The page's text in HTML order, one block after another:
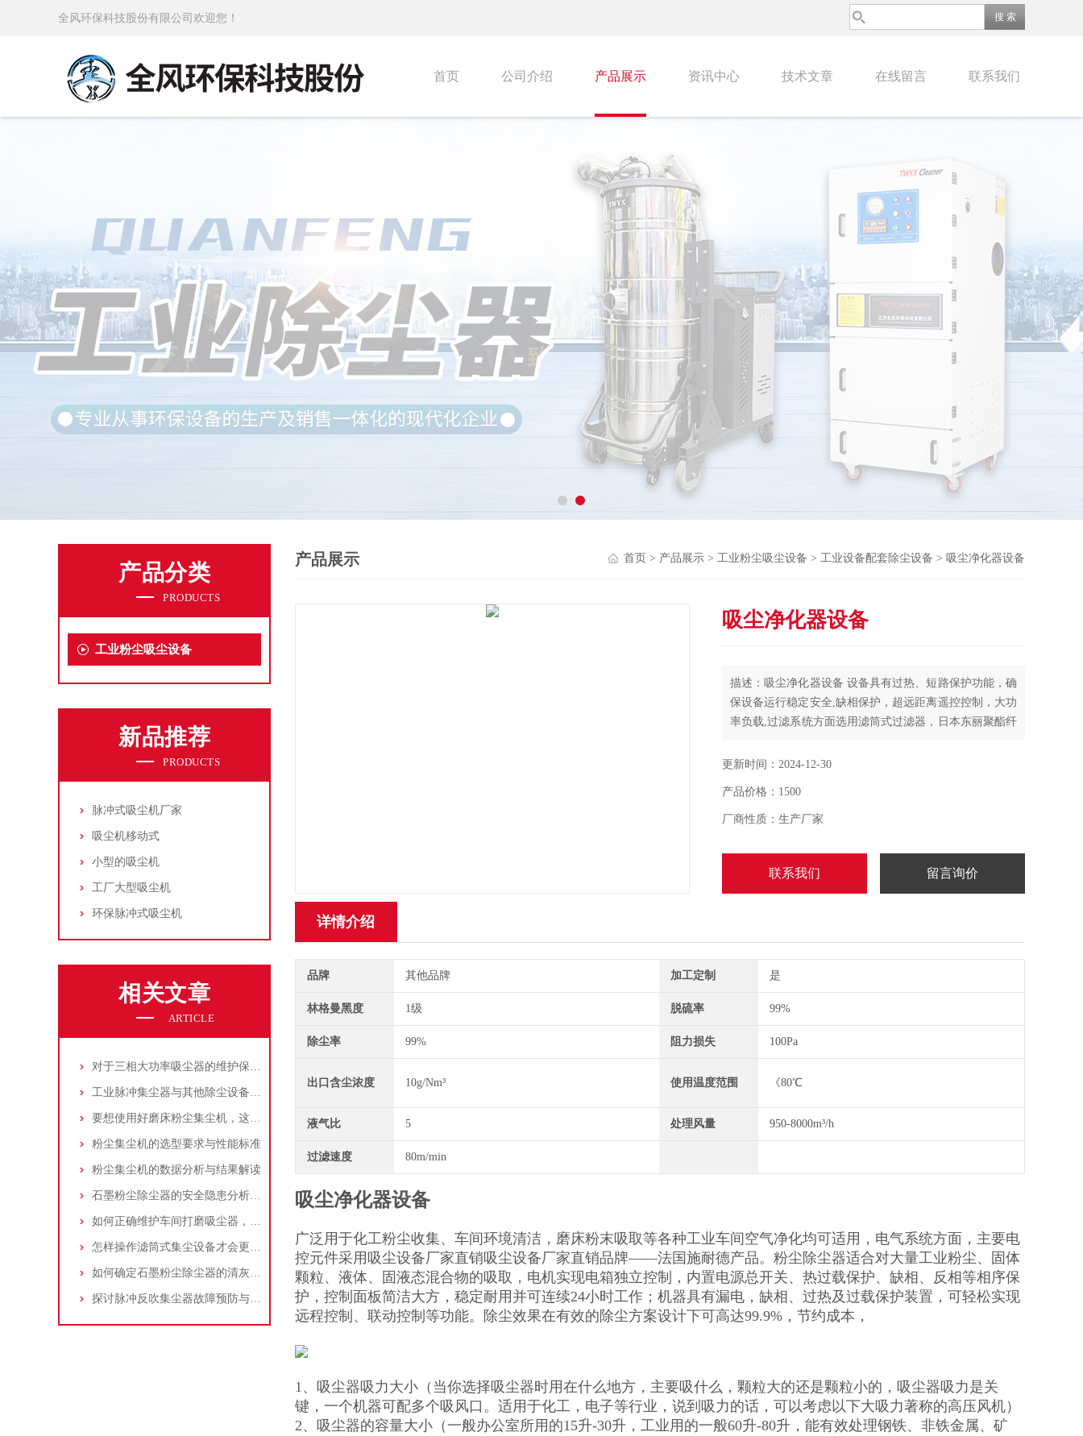
全风环保科技股份有限公司欢迎您！
首页 公司介绍 产品展示 资讯中心 技术文章 在线留言 联系我们
产品分类
PRODUCTS
工业粉尘吸尘设备
新品推荐
PRODUCTS
脉冲式吸尘机厂家
吸尘机移动式
小型的吸尘机
工厂大型吸尘机
环保脉冲式吸尘机
相关文章
ARTICLE
对于三相大功率吸尘器的维护保养，你了解多少
工业脉冲集尘器与其他除尘设备的比较
要想使用好磨床粉尘集尘机，这些条件可不能少
粉尘集尘机的选型要求与性能标准
粉尘集尘机的数据分析与结果解读
石墨粉尘除尘器的安全隐患分析及应对措施
如何正确维护车间打磨吸尘器，延长使用寿命
怎样操作滤筒式集尘设备才会更安全
如何确定石墨粉尘除尘器的清灰速度？
探讨脉冲反吹集尘器故障预防与维护要点
产品展示 首页 > 产品展示 > 工业粉尘吸尘设备 > 工业设备配套除尘设备 > 吸尘净化器设备
吸尘净化器设备
描述：吸尘净化器设备 设备具有过热、短路保护功能，确
保设备运行稳定安全,缺相保护，超远距离遥控控制，大功
率负载,过滤系统方面选用滤筒式过滤器，日本东丽聚酯纤
更新时间：2024-12-30
产品价格：1500
厂商性质：生产厂家
联系我们 留言询价
详情介绍
品牌 其他品牌 加工定制 是
林格曼黑度 1级 脱硫率 99%
除尘率 99% 阻力损失 100Pa
出口含尘浓度 10g/Nm³ 使用温度范围 《80℃
液气比 5 处理风量 950-8000m³/h
过滤速度 80m/min
吸尘净化器设备
广泛用于化工粉尘收集、车间环境清洁，磨床粉末吸取等各种工业车间空气净化均可适用，电气系统方面，主要电
控元件采用吸尘设备厂家直销吸尘设备厂家直销品牌——法国施耐德产品。粉尘除尘器适合对大量工业粉尘、固体
颗粒、液体、固液态混合物的吸取，电机实现电箱独立控制，内置电源总开关、热过载保护、缺相、反相等相序保
护，控制面板简洁大方，稳定耐用并可连续24小时工作；机器具有漏电，缺相、过热及过载保护装置，可轻松实现
远程控制、联动控制等功能。除尘效果在有效的除尘方案设计下可高达99.9%，节约成本，
1、吸尘器吸力大小（当你选择吸尘器时用在什么地方，主要吸什么，颗粒大的还是颗粒小的，吸尘器吸力是关
键，一个机器可配多个吸风口。适用于化工，电子等行业，说到吸力的话，可以考虑以下大吸力著称的高压风机）
2、吸尘器的容量大小（一般办公室所用的15升-30升，工业用的一般60升-80升，能有效处理钢铁、非铁金属、矿